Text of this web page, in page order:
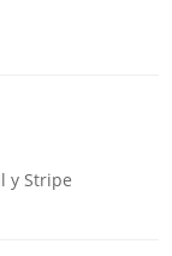
y Stripe